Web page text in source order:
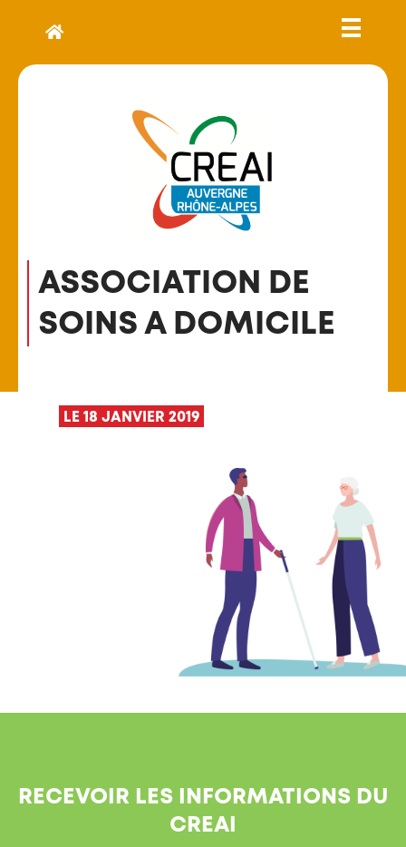
ASSOCIATION DE
SOINS A DOMICILE
LE 18 JANVIER 2019
RECEVOIR LES INFORMATIONS DU
CREAI